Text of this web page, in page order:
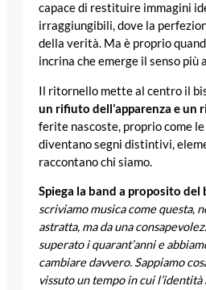
capace di restituire immagini
irraggiungibili, dove la
della verità. Ma è proprio
incrina che emerge il senso più
Il ritornello mette al centro il
un rifiuto dell’apparenza e un
ferite nascoste, proprio come
diventano segni distintivi,
raccontano chi siamo.
Spiega la band a proposito del
scriviamo musica come questa,
astratta, ma da una
superato i quarant’anni e
cambiare davvero. Sappiamo
vissuto un tempo in cui l’identità